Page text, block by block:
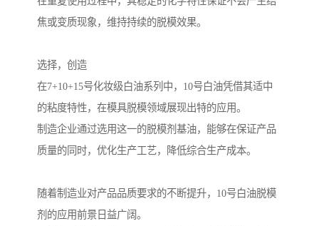
焦或变质现象，维持持续的脱模效果。
选择，创造
在7+10+15号化妆级白油系列中，10号白油凭借其适中
的粘度特性，在模具脱模领域展现出特的应用。
制造企业通过选用这一的脱模剂基油，能够在保证产品
质量的同时，优化生产工艺，降低综合生产成本。
随着制造业对产品品质要求的不断提升，10号白油脱模
剂的应用前景日益广阔。